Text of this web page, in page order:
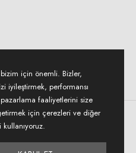
Kredi kartı bilgileriniz 256bit
için önemli. Bizler,
iyileştirmek, performansı
faaliyetlerini size
için çerezleri ve diğer